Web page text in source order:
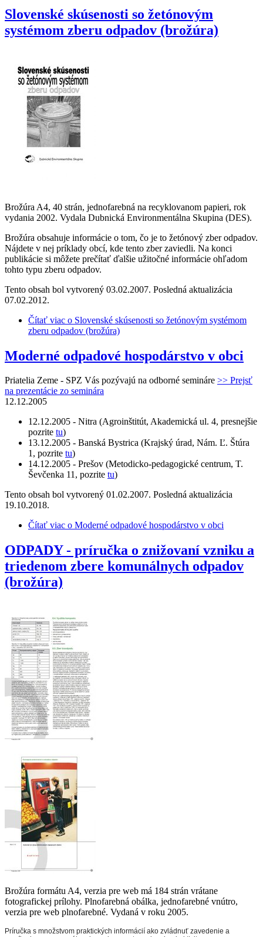
Slovenské skúsenosti so žetónovým
systémom zberu odpadov (brožúra)
Brožúra A4, 40 strán, jednofarebná na recyklovanom papieri, rok
vydania 2002. Vydala Dubnická Environmentálna Skupina (DES).
Brožúra obsahuje informácie o tom, čo je to žetónový zber odpadov.
Nájdete v nej príklady obcí, kde tento zber zaviedli. Na konci
publikácie si môžete prečítať ďalšie užitočné informácie ohľadom
tohto typu zberu odpadov.
Tento obsah bol vytvorený 03.02.2007. Posledná aktualizácia
07.02.2012.
Čítať viac o Slovenské skúsenosti so žetónovým systémom
zberu odpadov (brožúra)
Moderné odpadové hospodárstvo v obci
Priatelia Zeme - SPZ Vás pozývajú na odborné semináre >> Prejsť
na prezentácie zo seminára
12.12.2005
12.12.2005 - Nitra (Agroinštitút, Akademická ul. 4, presnejšie
pozrite tu)
13.12.2005 - Banská Bystrica (Krajský úrad, Nám. Ľ. Štúra
1, pozrite tu)
14.12.2005 - Prešov (Metodicko-pedagogické centrum, T.
Ševčenka 11, pozrite tu)
Tento obsah bol vytvorený 01.02.2007. Posledná aktualizácia
19.10.2018.
Čítať viac o Moderné odpadové hospodárstvo v obci
ODPADY - príručka o znižovaní vzniku a
triedenom zbere komunálnych odpadov
(brožúra)
Brožúra formátu A4, verzia pre web má 184 strán vrátane
fotografickej prílohy. Plnofarebná obálka, jednofarebné vnútro,
verzia pre web plnofarebné. Vydaná v roku 2005.
Príručka s množstvom praktických informácií ako zvládnuť zavedenie a